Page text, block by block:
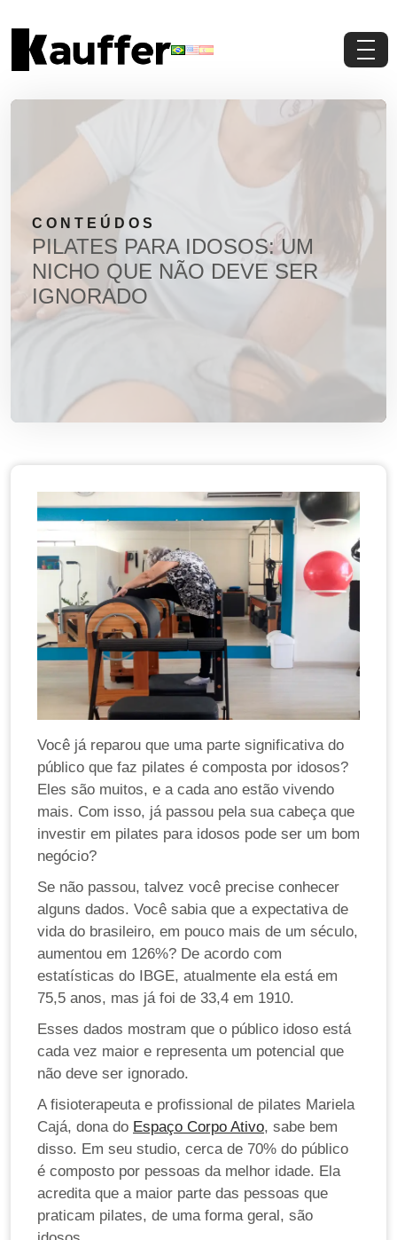
Materiais Gratuitos
CONTEÚDOS
PILATES PARA IDOSOS: UM
NICHO QUE NÃO DEVE SER
IGNORADO
Você já reparou que uma parte significativa do
público que faz pilates é composta por idosos?
Eles são muitos, e a cada ano estão vivendo
mais. Com isso, já passou pela sua cabeça que
investir em pilates para idosos pode ser um bom
negócio?
Se não passou, talvez você precise conhecer
alguns dados. Você sabia que a expectativa de
vida do brasileiro, em pouco mais de um século,
aumentou em 126%? De acordo com
estatísticas do IBGE, atualmente ela está em
75,5 anos, mas já foi de 33,4 em 1910.
Esses dados mostram que o público idoso está
cada vez maior e representa um potencial que
não deve ser ignorado.
A fisioterapeuta e profissional de pilates Mariela
Cajá, dona do Espaço Corpo Ativo, sabe bem
disso. Em seu studio, cerca de 70% do público
é composto por pessoas da melhor idade. Ela
acredita que a maior parte das pessoas que
praticam pilates, de uma forma geral, são